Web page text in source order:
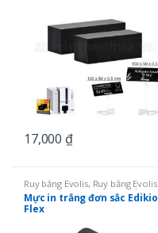
17,000 ₫
Ruy băng Evolis, Ruy băng Evolis
Edikio Ruy băng mực in thẻ,Ruy
băng đơn màu
Mực in trắng đơn sắc Edikio
Flex